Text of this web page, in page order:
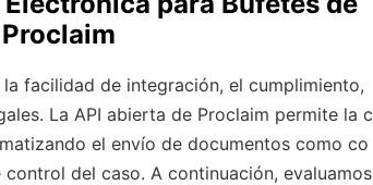
facilidad de integración, el cumplimiento,
La API abierta de Proclaim permite la c
el envío de documentos como co
del caso. A continuación, evaluamos